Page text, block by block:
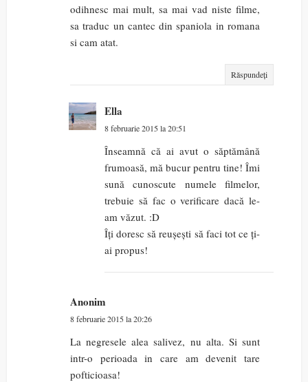
odihnesc mai mult, sa mai vad niste filme,
sa traduc un cantec din spaniola in romana
si cam atat.
Răspundeți
Ella
8 februarie 2015 la 20:51
Înseamnă că ai avut o săptămână
frumoasă, mă bucur pentru tine! Îmi
sună cunoscute numele filmelor,
trebuie să fac o verificare dacă le-
am văzut. :D
Îți doresc să reușești să faci tot ce ți-
ai propus!
Anonim
8 februarie 2015 la 20:26
La negresele alea salivez, nu alta. Si sunt
intr-o perioada in care am devenit tare
pofticioasa!